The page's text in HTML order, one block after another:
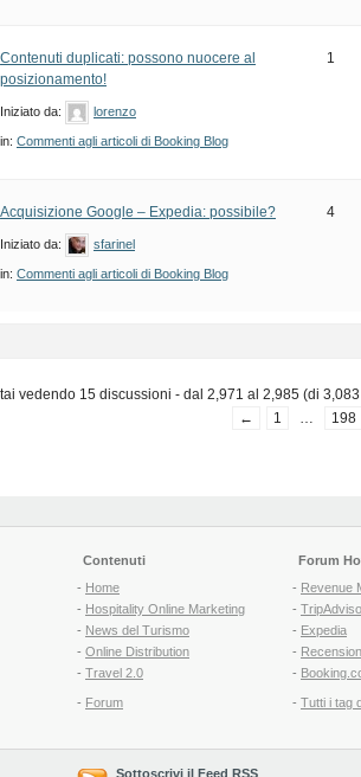
Contenuti duplicati: possono nuocere al
posizionamento!
Iniziato da: lorenzo
in: Commenti agli articoli di Booking Blog
1
Acquisizione Google – Expedia: possibile?
Iniziato da: sfarinel
in: Commenti agli articoli di Booking Blog
4
vedendo 15 discussioni - dal 2,971 al 2,985 (di
←
1 … 198
Contenuti
- Home
- Hospitality Online Marketing
- News del Turismo
- Online Distribution
- Travel 2.0
- Forum
Forum
- Revenue
-
- Expedia
-
-
- Tutti i tag
Sottoscrivi il Feed RSS